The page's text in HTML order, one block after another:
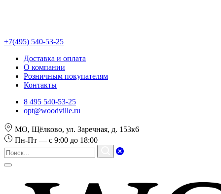
+7(495) 540-53-25
Доставка и оплата
О компании
Розничным покупателям
Контакты
8 495 540-53-25
opt@woodville.ru
МО, Щёлково, ул. Заречная, д. 153к6
Пн-Пт — с 9:00 до 18:00